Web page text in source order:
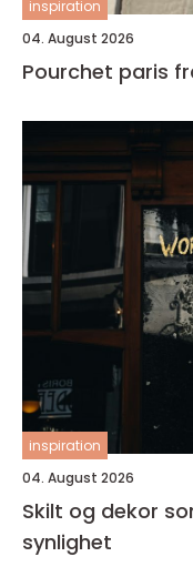
inspiration
04. August 2026
inspiration
04. August 2026
Skilt og dekor
synlighet